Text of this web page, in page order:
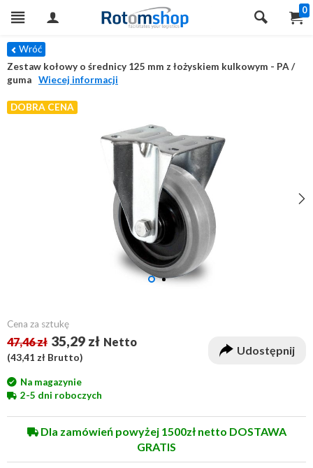
0
Wróć
Zestaw kołowy o średnicy 125 mm z łożyskiem kulkowym - PA /
guma
Wiecej informacji
DOBRA CENA
Cena za sztukę
47,46 zł 35,29 zł Netto
(43,41 zł Brutto)
Udostępnij
Na magazynie
2-5 dni roboczych
Dla zamówień powyżej 1500zł netto DOSTAWA
GRATIS